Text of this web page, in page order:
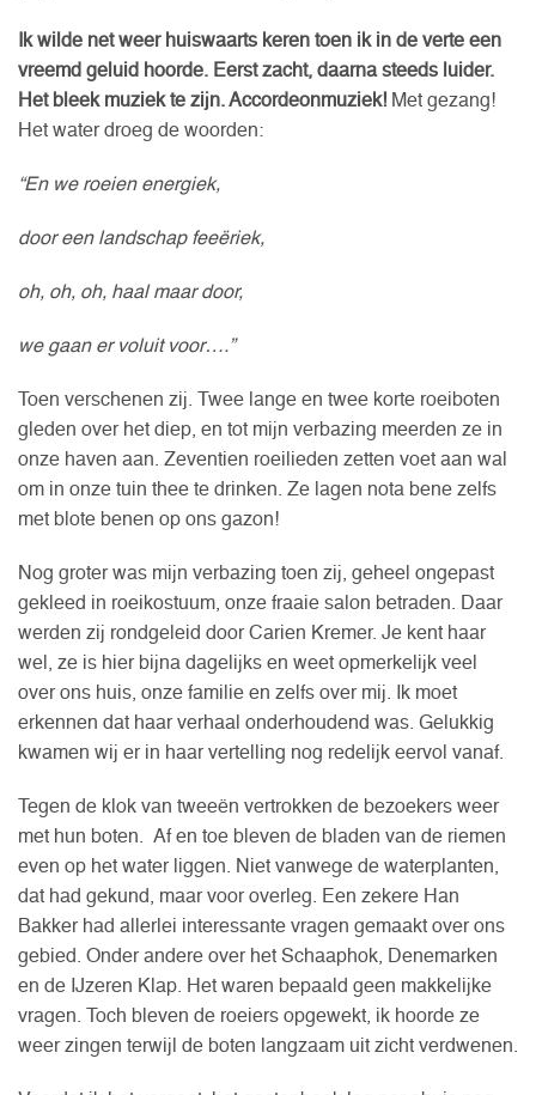
Ik wilde net weer huiswaarts keren toen ik in de verte een
vreemd geluid hoorde. Eerst zacht, daarna steeds luider.
Het bleek muziek te zijn. Accordeonmuziek! Met gezang!
Het water droeg de woorden:
“En we roeien energiek,
door een landschap feeëriek,
oh, oh, oh, haal maar door,
we gaan er voluit voor….”
Toen verschenen zij. Twee lange en twee korte roeiboten
gleden over het diep, en tot mijn verbazing meerden ze in
onze haven aan. Zeventien roeilieden zetten voet aan wal
om in onze tuin thee te drinken. Ze lagen nota bene zelfs
met blote benen op ons gazon!
Nog groter was mijn verbazing toen zij, geheel ongepast
gekleed in roeikostuum, onze fraaie salon betraden. Daar
werden zij rondgeleid door Carien Kremer. Je kent haar
wel, ze is hier bijna dagelijks en weet opmerkelijk veel
over ons huis, onze familie en zelfs over mij. Ik moet
erkennen dat haar verhaal onderhoudend was. Gelukkig
kwamen wij er in haar vertelling nog redelijk eervol vanaf.
Tegen de klok van tweeën vertrokken de bezoekers weer
met hun boten. Af en toe bleven de bladen van de riemen
even op het water liggen. Niet vanwege de waterplanten,
dat had gekund, maar voor overleg. Een zekere Han
Bakker had allerlei interessante vragen gemaakt over ons
gebied. Onder andere over het Schaaphok, Denemarken
en de IJzeren Klap. Het waren bepaald geen makkelijke
vragen. Toch bleven de roeiers opgewekt, ik hoorde ze
weer zingen terwijl de boten langzaam uit zicht verdwenen.